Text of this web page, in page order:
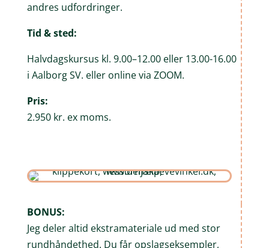
andres udfordringer.
Tid & sted:
Halvdagskursus kl. 9.00–12.00 eller 13.00-16.00
i Aalborg SV. eller online via ZOOM.
Pris:
2.950 kr. ex moms.
BONUS:
Jeg deler altid ekstramateriale ud med stor
rundhåndethed. Du får opslagseksempler,